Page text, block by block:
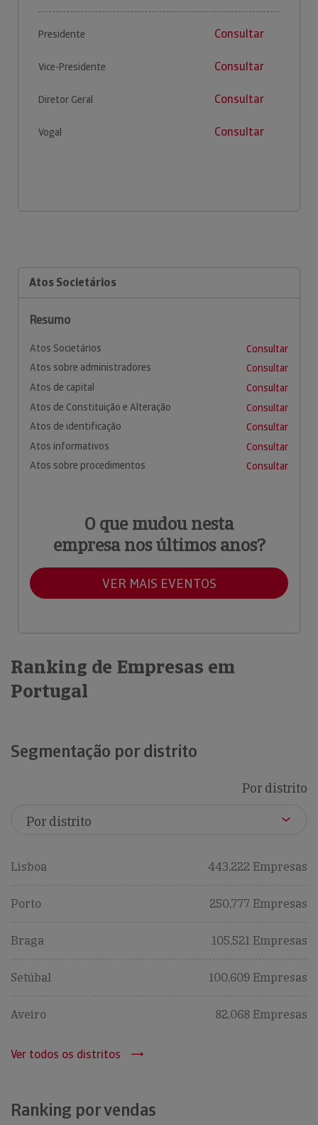
Presidente Consultar
Vice-Presidente Consultar
Diretor Geral Consultar
Vogal Consultar
Atos Societários
Resumo
Atos Societários
Consultar
Atos sobre administradores
Consultar
Atos de capital
Consultar
Atos de Constituição e Alteração
Consultar
Atos de identificação
Consultar
Atos informativos
Consultar
Atos sobre procedimentos
Consultar
O que mudou nesta
empresa nos últimos anos?
VER MAIS EVENTOS
Ranking de Empresas em
Portugal
Segmentação por distrito
Por distrito
Lisboa 443,222 Empresas
Porto 250,777 Empresas
Braga 105,521 Empresas
Setúbal 100,609 Empresas
Aveiro 82,068 Empresas
Ver todos os distritos
Ranking por vendas